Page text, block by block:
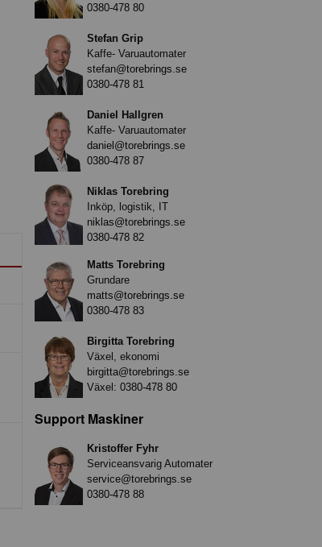
0380-478 80
Stefan Grip
Kaffe- Varuautomater
stefan@torebrings.se
0380-478 81
Daniel Hallgren
Kaffe- Varuautomater
daniel@torebrings.se
0380-478 87
Niklas Torebring
Inköp, logistik, IT
niklas@torebrings.se
0380-478 82
Matts Torebring
Grundare
matts@torebrings.se
0380-478 83
Birgitta Torebring
Växel, ekonomi
birgitta@torebrings.se
Växel: 0380-478 80
Support Maskiner
Kristoffer Fyhr
Serviceansvarig Automater
service@torebrings.se
0380-478 88